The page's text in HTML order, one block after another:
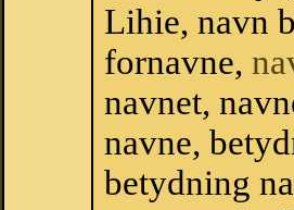
Lihie, navn
fornavne,
navnet,
navne,
betydning